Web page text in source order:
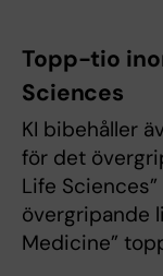
Topp-tio
Sciences
KI bibehåller
för det
Life
övergripande
Medicine”